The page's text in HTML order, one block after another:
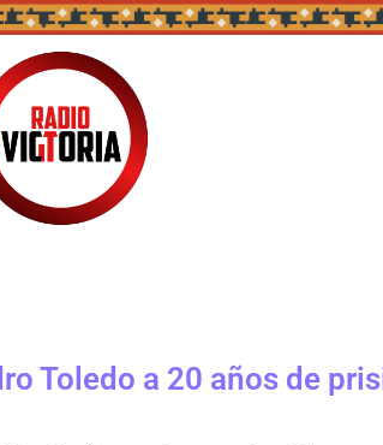
Toledo a 20 años de